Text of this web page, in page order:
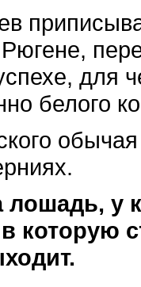
Рюгене,
для
белого
лошадь, у
которую